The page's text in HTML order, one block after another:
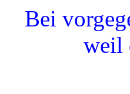
Bei
weil